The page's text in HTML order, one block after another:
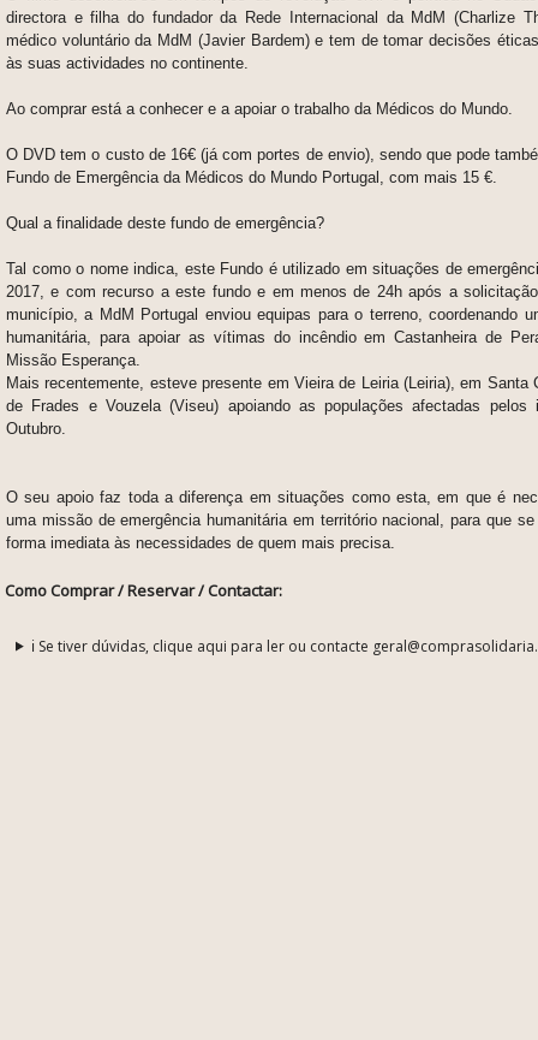
directora e filha do fundador da Rede Internacional da MdM (Charlize
médico voluntário da MdM (Javier Bardem) e tem de tomar decisões
às suas actividades no continente.
Ao comprar está a conhecer e a apoiar o trabalho da Médicos do Mundo.
O DVD tem o custo de 16€ (já com portes de envio), sendo que pode
Fundo de Emergência da Médicos do Mundo Portugal, com mais 15 €.
Qual a finalidade deste fundo de emergência?
Tal como o nome indica, este Fundo é utilizado em situações de
2017, e com recurso a este fundo e em menos de 24h após a
município, a MdM Portugal enviou equipas para o terreno, coordenando
humanitária, para apoiar as vítimas do incêndio em Castanheira de
Missão Esperança.
Mais recentemente, esteve presente em Vieira de Leiria (Leiria), em Santa
de Frades e Vouzela (Viseu) apoiando as populações afectadas pelos
Outubro.
O seu apoio faz toda a diferença em situações como esta, em que é
uma missão de emergência humanitária em território nacional, para que
forma imediata às necessidades de quem mais precisa.
Como Comprar / Reservar / Contactar:
ℹ️ Se tiver dúvidas, clique aqui para ler ou contacte